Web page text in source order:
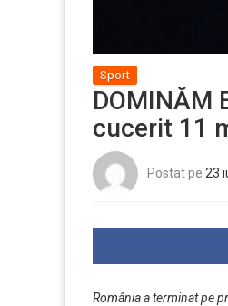
Sport
DOMINĂM
cucerit 11
Postat pe 23
România a terminat pe